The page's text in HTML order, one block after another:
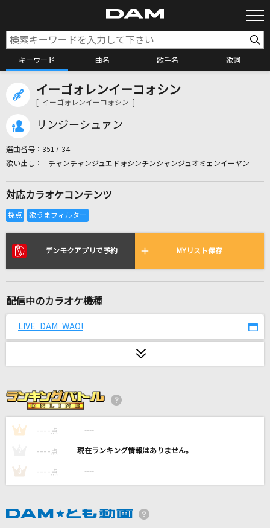
キーワード 曲名 歌手名 歌詞
カラオケ検索
リアルタイムで歌われている曲の一覧
Say!ファンファーレ!
呼び声
[生音]ワインレッドの心
安全地帯
Official髭男dism
平松愛理
イーゴォレンイーコォシン
[ イーゴォレンイーコォシン ]
リンジーシュァン
選曲番号： 3517-34
チャンチャンジュエドォシンチンシャンジュオミェンイーヤン
対応カラオケコンテンツ
デンモクアプリで予約 MYリスト保存
配信中のカラオケ機種
LIVE DAM WAO!
1 ---- 点 ----
---- 点 ----
3 ---- 点 ----